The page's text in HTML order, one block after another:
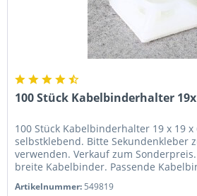
100 Stück Kabelbinderhalter
100 Stück Kabelbinderhalter 19 x 19
selbstklebend. Bitte Sekundenkleber
verwenden. Verkauf zum
breite Kabelbinder. Passende
Artikelnummer: 549819